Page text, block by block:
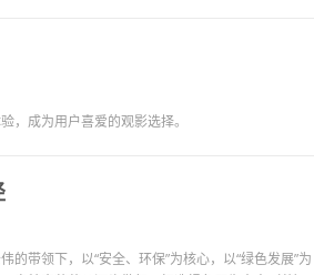
，成为用户喜爱的观影选择。
带领下，以“安全、环保”为核心，以“绿色发展”为